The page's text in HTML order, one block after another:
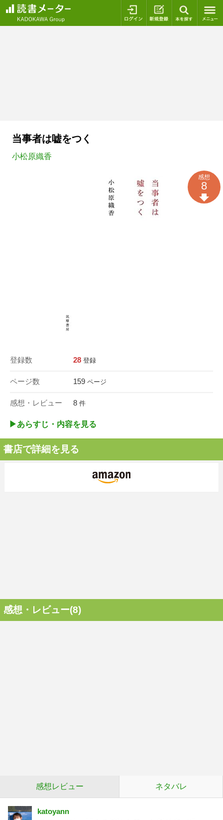
ログイン 新規登録
当事者は嘘をつく
小松原織香
登録数 28 登録
ページ数 159 ページ
感想・レビュー 8 件
感想
8
▶︎あらすじ・内容を見る
書店で詳細を見る
感想・レビュー(8)
感想レビュー ネタバレ
katoyann